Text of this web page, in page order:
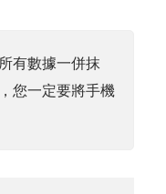
有數據一併抹
您一定要將手機